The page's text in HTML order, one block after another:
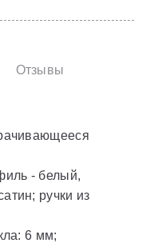
Отзывы
- белый,
ручки из
6 мм;